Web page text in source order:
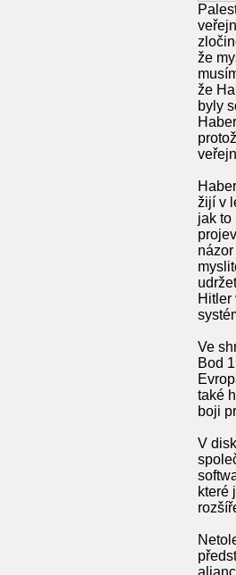
že
že
byly
žijí v
jak to
Hitler
Ve
Bod
také
boji
V
které